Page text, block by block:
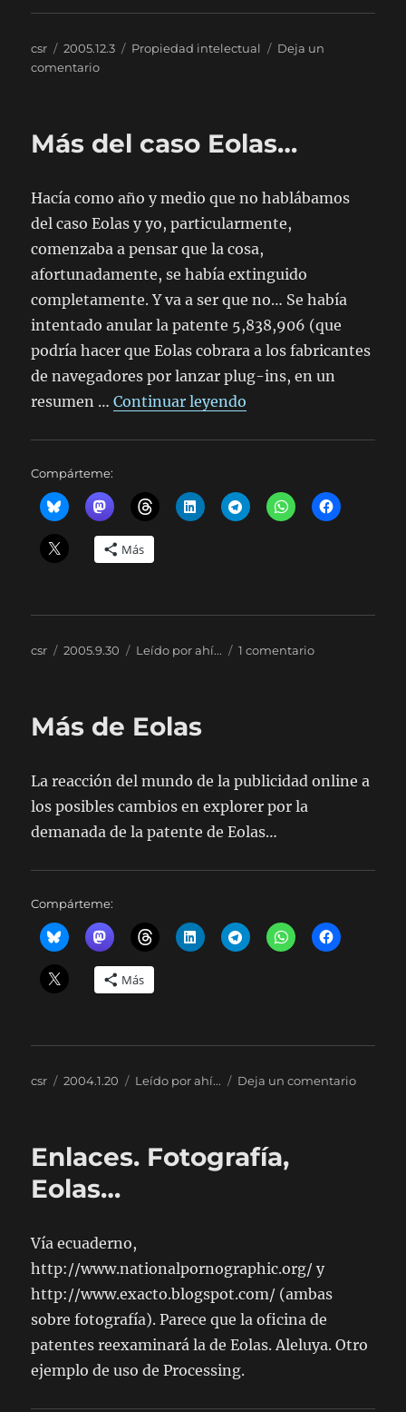
Autor
csr
Publicado
el
2005.12.3 Categorías
Propiedad intelectual
Deja un
comentarioen
Eolas
Más del caso Eolas…
Hacía como año y medio que no hablábamos
del caso Eolas y yo, particularmente,
comenzaba a pensar que la cosa,
afortunadamente, se había extinguido
completamente. Y va a ser que no… Se había
intentado anular la patente 5,838,906 (que
podría hacer que Eolas cobrara a los fabricantes
de navegadores por lanzar plug-ins, en un
resumen …Continuar leyendo
Compárteme:
Más
Autor
csr
Publicado
2005.9.30 Categorías
Leído por ahí... 1 comentarioen
Más de Eolas
La reacción del mundo de la publicidad online a
los posibles cambios en explorer por la
demanada de la patente de Eolas…
Compárteme:
Más
Autor
csr
Publicado
2004.1.20 Categorías
Leído por ahí... Deja un comentarioen
Enlaces. Fotografía,
Eolas…
Vía ecuaderno,
http://www.nationalpornographic.org/ y
http://www.exacto.blogspot.com/ (ambas
sobre fotografía). Parece que la oficina de
patentes reexaminará la de Eolas. Aleluya. Otro
ejemplo de uso de Processing.